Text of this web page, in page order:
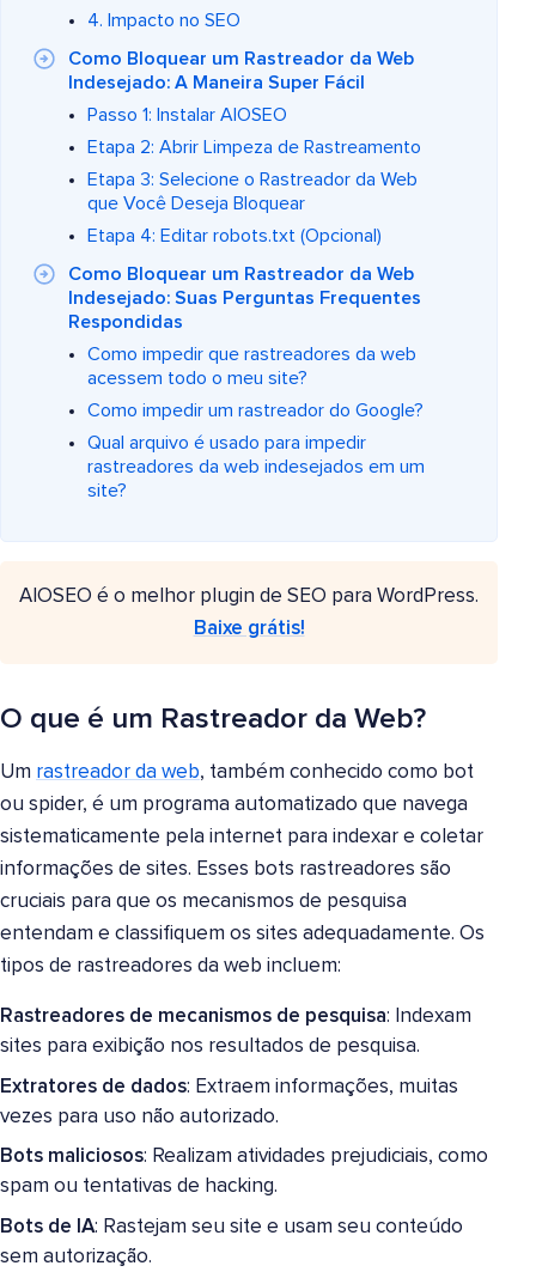
4. Impacto no SEO
Como Bloquear um Rastreador da Web
Indesejado: A Maneira Super Fácil
Passo 1: Instalar AIOSEO
Etapa 2: Abrir Limpeza de Rastreamento
Etapa 3: Selecione o Rastreador da Web
que Você Deseja Bloquear
Etapa 4: Editar robots.txt (Opcional)
Como Bloquear um Rastreador da Web
Indesejado: Suas Perguntas Frequentes
Respondidas
Como impedir que rastreadores da web
acessem todo o meu site?
Como impedir um rastreador do Google?
Qual arquivo é usado para impedir
rastreadores da web indesejados em um
site?
AIOSEO é o melhor plugin de SEO para WordPress.
Baixe grátis!
O que é um Rastreador da Web?
Um rastreador da web, também conhecido como bot
ou spider, é um programa automatizado que navega
sistematicamente pela internet para indexar e coletar
informações de sites. Esses bots rastreadores são
cruciais para que os mecanismos de pesquisa
entendam e classifiquem os sites adequadamente. Os
tipos de rastreadores da web incluem:
Rastreadores de mecanismos de pesquisa: Indexam
sites para exibição nos resultados de pesquisa.
Extratores de dados: Extraem informações, muitas
vezes para uso não autorizado.
Bots maliciosos: Realizam atividades prejudiciais, como
spam ou tentativas de hacking.
Bots de IA: Rastejam seu site e usam seu conteúdo
sem autorização.